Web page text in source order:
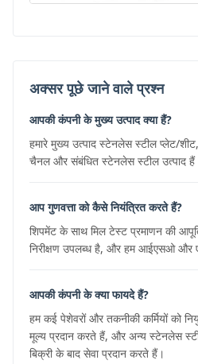
अक्सर पूछे जाने वाले प्रश्न
आपकी कंपनी के मुख्य उत्पाद क्या हैं?
हमारे मुख्य उत्पाद स्टेनलेस स्टील प्लेट/
चैनल और संबंधित स्टेनलेस स्टील उत्पाद
आप गुणवत्ता को कैसे नियंत्रित करते हैं?
शिपमेंट के साथ मिल टेस्ट प्रमाणन की
निरीक्षण उपलब्ध है, और हम आईएसओ और
आपकी कंपनी के क्या फायदे हैं?
हम कई पेशेवरों और तकनीकी कर्मियों को
मूल्य प्रदान करते हैं, और अन्य स्टेनलेस
बिक्री के बाद सेवा प्रदान करते हैं।